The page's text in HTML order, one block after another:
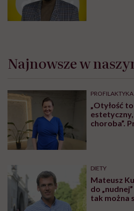
Najnowsze w
PROFILAKTYKA
„Otyłość
choroba”.
DIETY
Mateusz
do
tak można